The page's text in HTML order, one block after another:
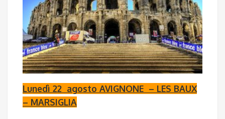
Lunedì 22 agosto AVIGNONE – LES BAUX
– MARSIGLIA